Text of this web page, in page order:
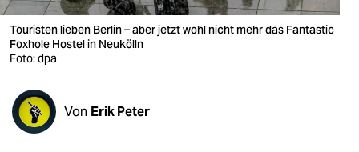
verlag
verlag
shop
fragen & hilfe
Touristen lieben Berlin – aber jetzt wohl nicht mehr das Fantastic
Foxhole Hostel in Neukölln
Foto: dpa
Von Erik Peter